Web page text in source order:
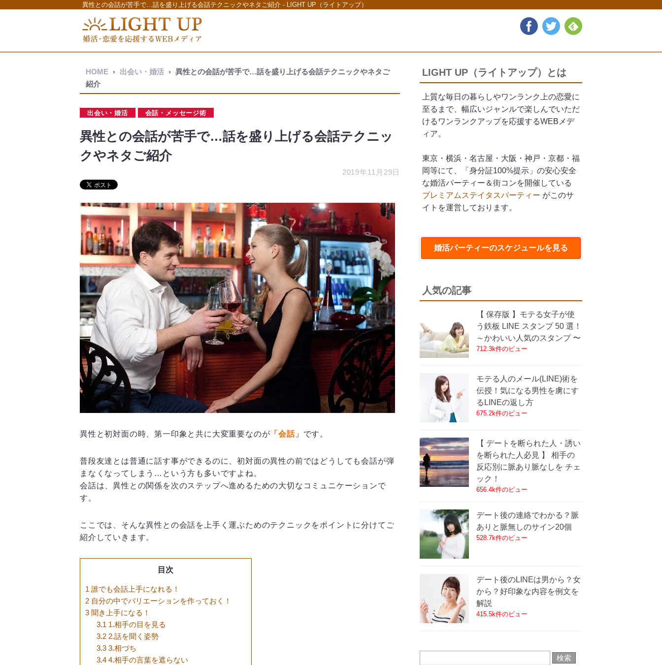
異性との会話が苦手で…話を盛り上げる会話テクニックやネタご紹介 - LIGHT UP（ライトアップ）
HOME › 出会い・婚活 › 異性との会話が苦手で…話を盛り上げる会話テクニックやネタご
紹介
出会い・婚活 会話・メッセージ術
異性との会話が苦手で…話を盛り上げる会話テクニッ
クやネタご紹介
2019年11月29日
異性と初対面の時、第一印象と共に大変重要なのが 「会話」 です。
普段友達とは普通に話す事ができるのに、初対面の異性の前ではどうしても会話が弾
まなくなってしまう…という方も多いですよね。
会話は、異性との関係を次のステップへ進めるための大切なコミュニケーションで
す。
ここでは、そんな異性との会話を上手く運ぶためのテクニックをポイントに分けてご
紹介していきます。
目次
1 誰でも会話上手になれる！
2 自分の中でバリエーションを作っておく！
3 聞き上手になる！
3.1 1.相手の目を見る
3.22.話を聞く姿勢
3.33.相づち
3.44.相手の言葉を遮らない
LIGHT UP（ライトアップ）とは
上質な毎日の暮らしやワンランク上の恋愛に
至るまで、幅広いジャンルで楽しんでいただ
けるワンランクアップを応援するWEBメデ
ィア。
東京・横浜・名古屋・大阪・神戸・京都・福
岡等にて、「身分証100%提示」の安心安全
な婚活パーティー＆街コンを開催している
プレミアムステイタスパーティー がこのサ
イトを運営しております。
婚活パーティーのスケジュールを見る
人気の記事
【 保存版 】モテる女子が使
う鉄板 LINE スタンプ 50 選！
～かわいい人気のスタンプ 〜
712.3k件のビュー
モテる人のメール(LINE)術を
伝授！気になる男性を虜にす
るLINEの返し方
675.2k件のビュー
【 デートを断られた人・誘い
を断られた人必見 】 相手の
反応別に脈あり脈なしを チェ
ック！
656.4k件のビュー
デート後の連絡でわかる？脈
ありと脈無しのサイン20個
528.7k件のビュー
デート後のLINEは男から？女
から？好印象な内容を例文を
解説
415.5k件のビュー